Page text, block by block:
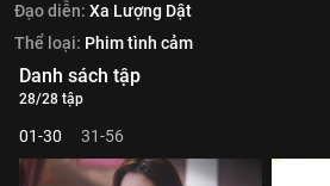
Đạo diễn: Xa Lượng Dật
Thể loại: Phim tình cảm
Danh sách tập
28/28 tập
01-30 31-56